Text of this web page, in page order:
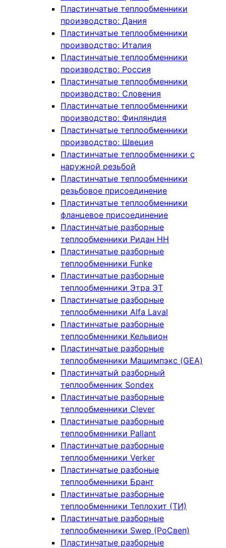
Пластинчатые теплообменники
производство: Дания
Пластинчатые теплообменники
производство: Италия
Пластинчатые теплообменники
производство: Россия
Пластинчатые теплообменники
производство: Словения
Пластинчатые теплообменники
производство: Финляндия
Пластинчатые теплообменники
производство: Швеция
Пластинчатые теплообменники с
наружной резьбой
Пластинчатые теплообменники
резьбовое присоединение
Пластинчатые теплообменники
фланцевое присоединение
Пластинчатые разборные
теплообменники Ридан НН
Пластинчатые разборные
теплообменники Funke
Пластинчатые разборные
теплообменники Этра ЭТ
Пластинчатые разборные
теплообменники Alfa Laval
Пластинчатые разборные
теплообменники Кельвион
Пластинчатые разборные
теплообменники Машимпэкс (GEA)
Пластинчатый разборный
теплообменник Sondex
Пластинчатые разборные
теплообменники Clever
Пластинчатые разборные
теплообменники Pallant
Пластинчатые разборные
теплообменники Verker
Пластинчатые разбоные
теплообменники Брант
Пластинчатые разборные
теплообменники Теплохит (ТИ)
Пластинчатые разборные
теплообменники Swep (РоСвеп)
Пластинчатые разборные